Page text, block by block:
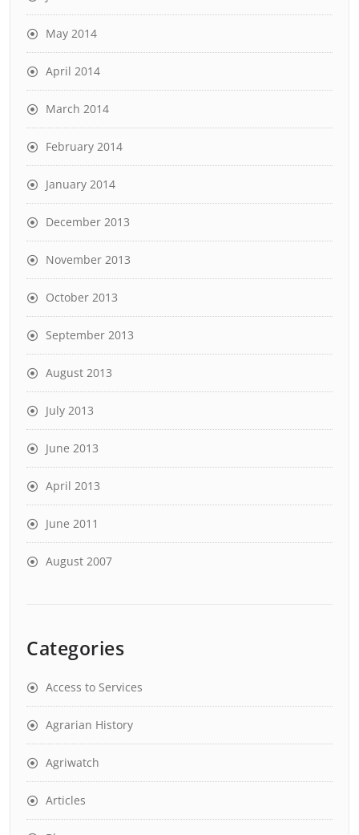
May 2014
April 2014
March 2014
February 2014
January 2014
December 2013
November 2013
October 2013
September 2013
August 2013
July 2013
June 2013
April 2013
June 2011
August 2007
Categories
Access to Services
Agrarian History
Agriwatch
Articles